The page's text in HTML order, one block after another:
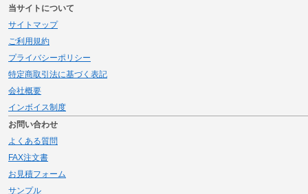
当サイトについて
サイトマップ
ご利用規約
プライバシーポリシー
特定商取引法に基づく表記
会社概要
インボイス制度
お問い合わせ
よくある質問
FAX注文書
お見積フォーム
サンプル